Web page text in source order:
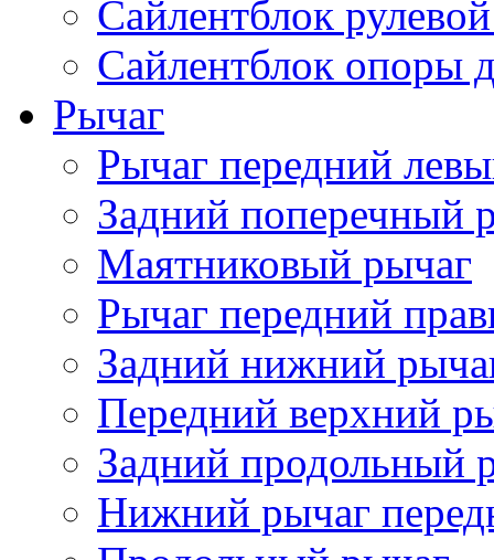
Сайлентблок
Сайлентблок опоры
Рычаг
Рычаг передний
Задний поперечный
Маятниковый рычаг
Рычаг передний
Задний нижний
Передний верхний
Задний продольный
Нижний рычаг